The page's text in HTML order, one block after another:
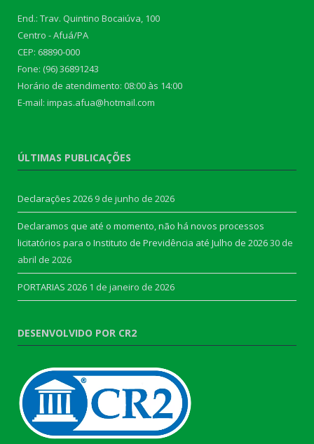
End.: Trav. Quintino Bocaiúva, 100
Centro - Afuá/PA
CEP: 68890-000
Fone: (96) 36891243
Horário de atendimento: 08:00 às 14:00
E-mail: impas.afua@hotmail.com
ÚLTIMAS PUBLICAÇÕES
Declarações 2026 9 de junho de 2026
Declaramos que até o momento, não há novos processos
licitatórios para o Instituto de Previdência até Julho de 202630 de
abril de 2026
PORTARIAS 2026 1 de janeiro de 2026
DESENVOLVIDO POR CR2